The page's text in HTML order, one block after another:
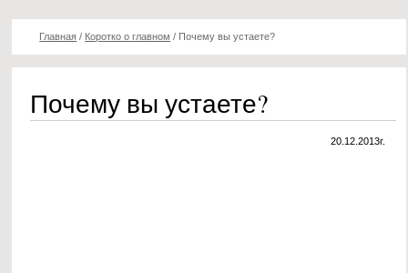
Главная / Коротко о главном / Почему вы устаете?
Почему вы устаете?
20.12.2013г.